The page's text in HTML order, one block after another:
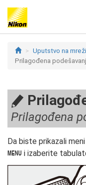
Uputstvo na
Prilagođena
A
Prilagođena
Da biste prikazali
G i izaberite